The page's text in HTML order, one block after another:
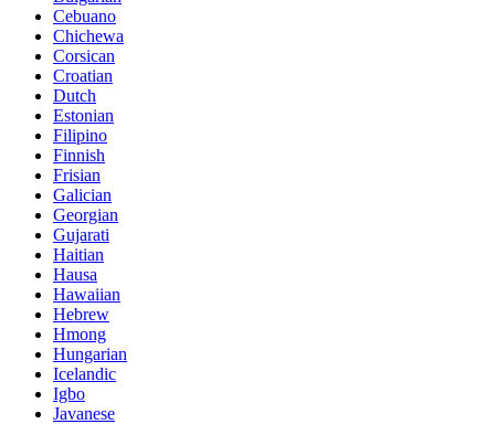
Cebuano
Chichewa
Corsican
Croatian
Dutch
Estonian
Filipino
Finnish
Frisian
Galician
Georgian
Gujarati
Haitian
Hausa
Hawaiian
Hebrew
Hmong
Hungarian
Icelandic
Igbo
Javanese